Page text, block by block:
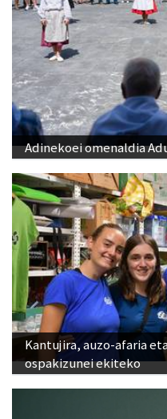
Adinekoei omenaldia
Kantujira, auzo-afaria
ospakizunei ekiteko